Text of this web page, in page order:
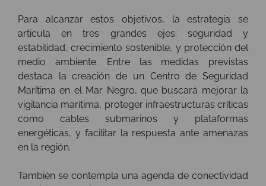
Para alcanzar estos objetivos, la estrategia se
articula en tres grandes ejes: seguridad y
estabilidad, crecimiento sostenible, y protección del
medio ambiente. Entre las medidas previstas
destaca la creación de un Centro de Seguridad
Marítima en el Mar Negro, que buscará mejorar la
vigilancia marítima, proteger infraestructuras críticas
como cables submarinos y plataformas
energéticas, y facilitar la respuesta ante amenazas
en la región.
También se contempla una agenda de conectividad